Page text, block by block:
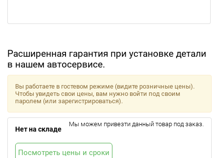
Расширенная гарантия при установке детали
в нашем автосервисе.
Вы работаете в гостевом режиме (видите розничные цены).
Чтобы увидеть свои цены, вам нужно войти под своим
паролем (или зарегистрироваться).
Нет на складе
Мы можем привезти данный товар под заказ.
Посмотреть цены и сроки